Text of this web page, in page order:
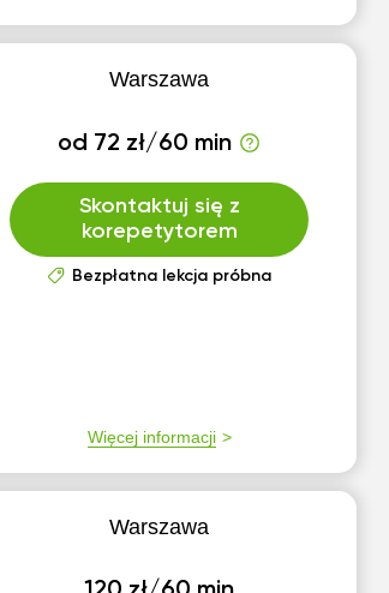
Warszawa
od 72 zł/60 min
Skontaktuj się z
korepetytorem
Bezpłatna lekcja próbna
Więcej informacji
Warszawa